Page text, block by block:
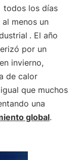
todos los días
menos un
. El año
por un
invierno,
de calor
que muchos
una
global.